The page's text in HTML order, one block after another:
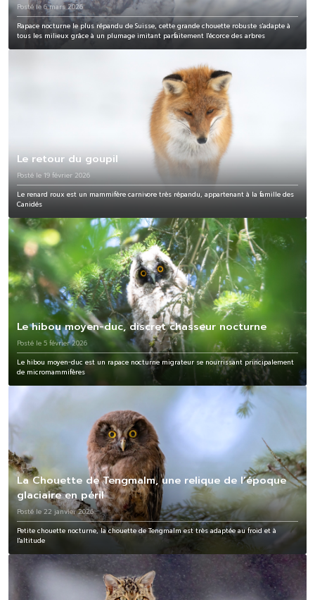
Posté le 6 mars 2026
Rapace nocturne le plus répandu de Suisse, cette grande chouette robuste s'adapte à
tous les milieux grâce à un plumage imitant parfaitement l'écorce des arbres
Le retour du goupil
Posté le 19 février 2026
Le renard roux est un mammifère carnivore très répandu, appartenant à la famille des
Canidés
Le hibou moyen-duc, discret chasseur nocturne
Posté le 5 février 2026
Le hibou moyen-duc est un rapace nocturne migrateur se nourrissant principalement
de micromammifères
La Chouette de Tengmalm, une relique de l’époque
glaciaire en péril
Posté le 22 janvier 2026
Petite chouette nocturne, la chouette de Tengmalm est très adaptée au froid et à
l'altitude